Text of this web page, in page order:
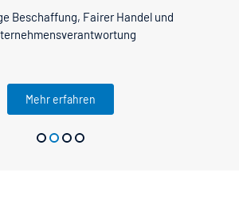
Zukunft gestalten
Mehr erfahren